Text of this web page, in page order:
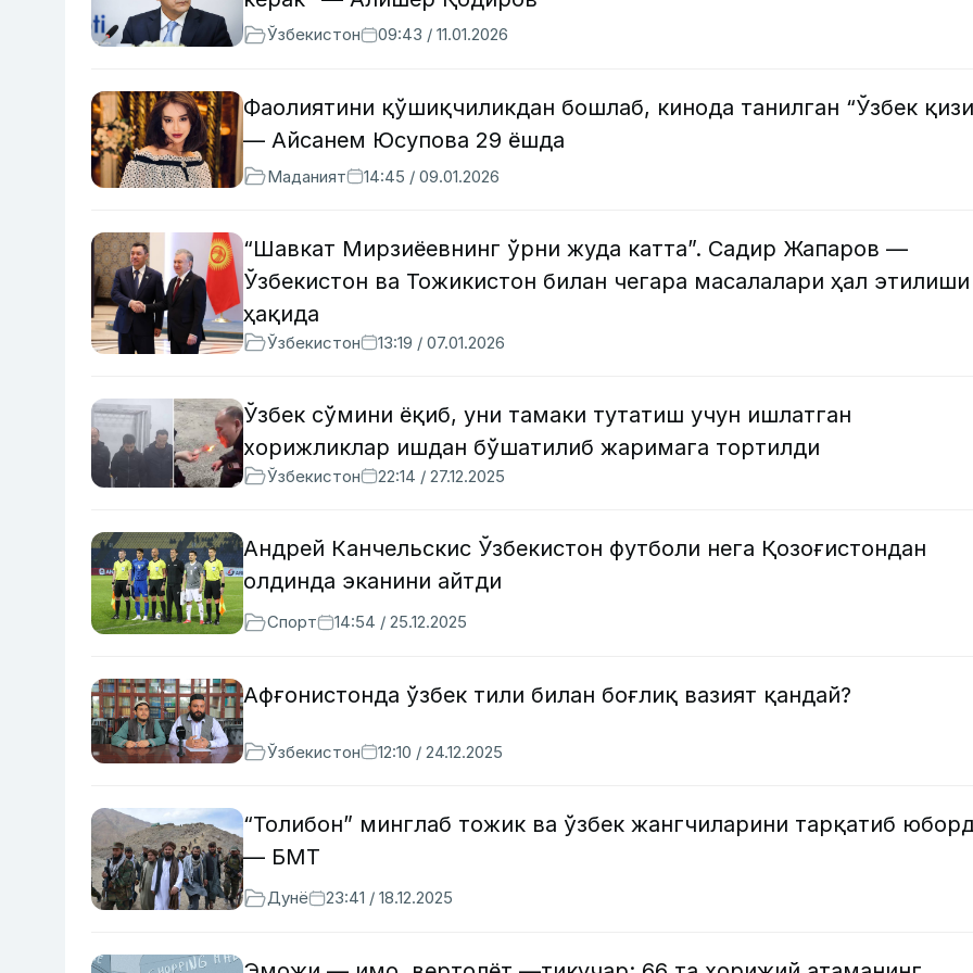
Ўзбекистон 09:43 / 11.01.2026
Фаолиятини қўшиқчиликдан бошлаб, кинода танилган “Ўзбек
— Айсанем Юсупова 29 ёшда
Маданият 14:45 / 09.01.2026
“Шавкат Мирзиёевнинг ўрни жуда катта”. Садир Жапаров —
Ўзбекистон ва Тожикистон билан чегара масалалари ҳал этилиши
ҳақида
Ўзбекистон 13:19 / 07.01.2026
Ўзбек сўмини ёқиб, уни тамаки тутатиш учун ишлатган
хорижликлар ишдан бўшатилиб жаримага тортилди
Ўзбекистон 22:14 / 27.12.2025
Андрей Канчельскис Ўзбекистон футболи нега Қозоғистондан
олдинда эканини айтди
Спорт 14:54 / 25.12.2025
Афғонистонда ўзбек тили билан боғлиқ вазият қандай?
Ўзбекистон 12:10 / 24.12.2025
“Толибон” минглаб тожик ва ўзбек жангчиларини тарқатиб
— БМТ
Дунё 23:41 / 18.12.2025